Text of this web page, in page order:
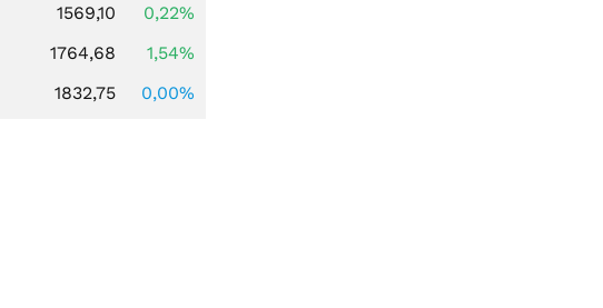
1569,10
0,22%
1764,68
1,54%
1832,75 0,00%